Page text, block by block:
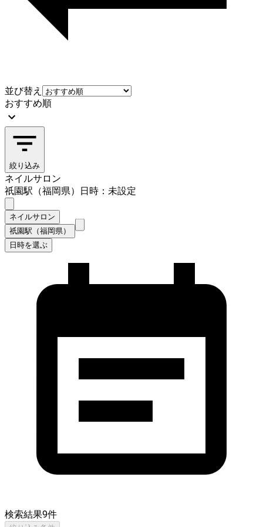
並び替え
おすすめ順
絞り込み
ネイルサロン
祇園駅（福岡県）
日時：未設定
ネイルサロン
祇園駅（福岡県）
日時を選ぶ
検索結果9件